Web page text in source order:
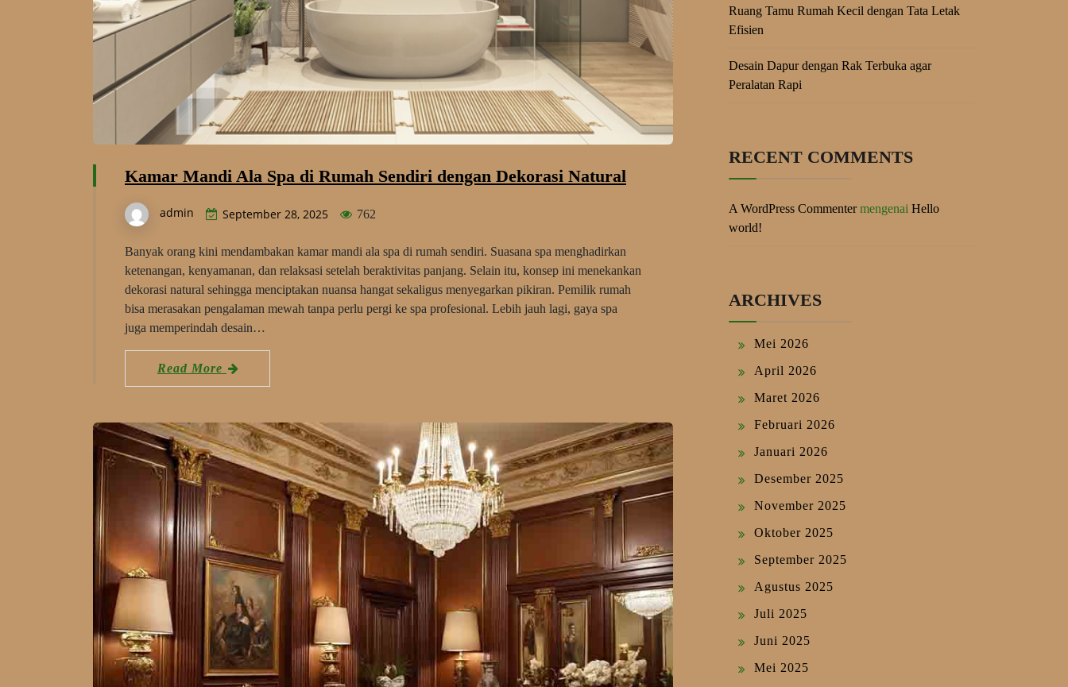
Kamar Mandi Ala Spa di Rumah Sendiri dengan Dekorasi Natural
admin September 28, 2025 762
Banyak orang kini mendambakan kamar mandi ala spa di rumah sendiri. Suasana spa menghadirkan
ketenangan, kenyamanan, dan relaksasi setelah beraktivitas panjang. Selain itu, konsep ini menekankan
dekorasi natural sehingga menciptakan nuansa hangat sekaligus menyegarkan pikiran. Pemilik rumah
bisa merasakan pengalaman mewah tanpa perlu pergi ke spa profesional. Lebih jauh lagi, gaya spa
juga memperindah desain…
Read More
Ruang Tamu Rumah Kecil dengan Tata Letak
Efisien
Desain Dapur dengan Rak Terbuka agar
Peralatan Rapi
RECENT COMMENTS
A WordPress Commentermengenai Hello
world!
ARCHIVES
Mei 2026
April 2026
Maret 2026
Februari 2026
Januari 2026
Desember 2025
November 2025
Oktober 2025
September 2025
Agustus 2025
Juli 2025
Juni 2025
Mei 2025